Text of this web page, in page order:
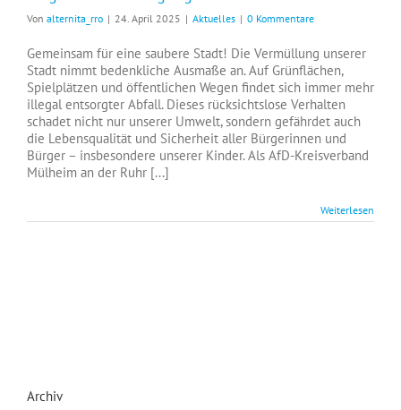
Von alternita_rro | 24. April 2025 | Aktuelles | 0 Kommentare
Gemeinsam für eine saubere Stadt! Die Vermüllung unserer
Stadt nimmt bedenkliche Ausmaße an. Auf Grünflächen,
Spielplätzen und öffentlichen Wegen findet sich immer mehr
illegal entsorgter Abfall. Dieses rücksichtslose Verhalten
schadet nicht nur unserer Umwelt, sondern gefährdet auch
die Lebensqualität und Sicherheit aller Bürgerinnen und
Bürger – insbesondere unserer Kinder. Als AfD-Kreisverband
Mülheim an der Ruhr [...]
Weiterlesen
Archiv